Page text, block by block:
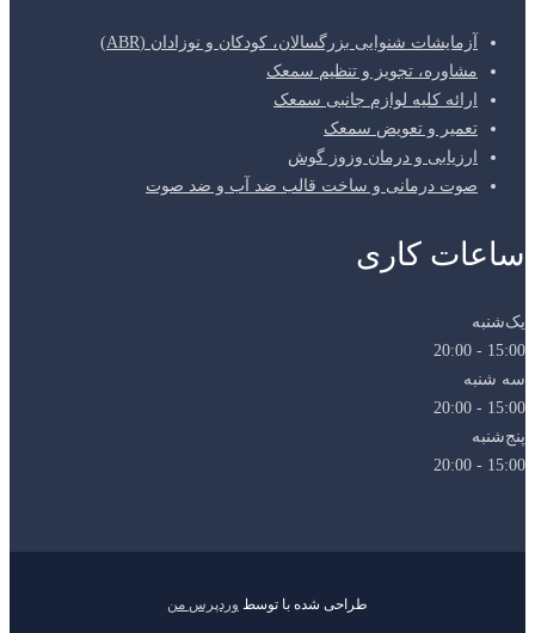
آزمایشات شنوایی بزرگسالان، کودکان و نوزادان (ABR)
مشاوره، تجویز و تنظیم سمعک
ارائه کلیه لوازم جانبی سمعک
تعمیر و تعویض سمعک
ارزیابی و درمان وزوز گوش
صوت درمانی و ساخت قالب ضد آب و ضد صوت
ساعات کاری
یک‌شنبه
15:00 - 20:00
سه شنبه
15:00 - 20:00
پنج‌شنبه
15:00 - 20:00
طراحی شده با توسط وردپرس من